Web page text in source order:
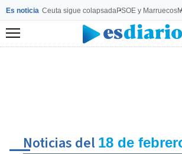
Es noticia Ceuta sigue colapsadaPSOE y Marruecos
Menú
Noticias del 18 de